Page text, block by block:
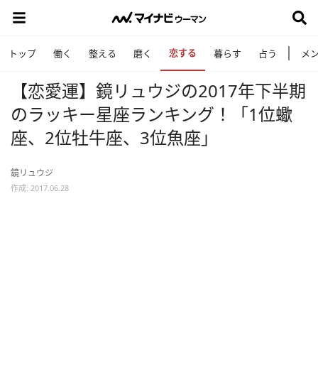
トップ 働く 整える 磨く 恋する 暮らす 占う メ
【恋愛運】鏡リュウジの2017年下半期
のラッキー星座ランキング！「1位蠍
座、2位牡牛座、3位魚座」
鏡リュウジ
作成: 2017.06.28